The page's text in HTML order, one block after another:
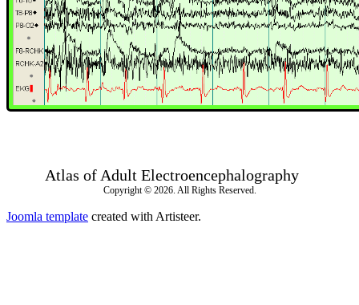
Atlas of Adult Electroencephalography
Copyright © 2026. All Rights Reserved.
Joomla template created with Artisteer.